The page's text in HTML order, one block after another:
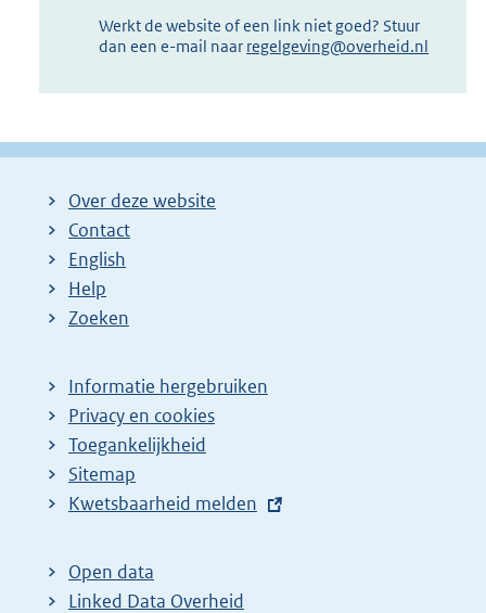
Werkt de website of een link niet goed? Stuur
dan een e-mail naar regelgeving@overheid.nl
Over deze website
Contact
English
Help
Zoeken
Informatie hergebruiken
Privacy en cookies
Toegankelijkheid
Sitemap
E
t
e
Kwetsbaarheid melden
Open data
Linked Data Overheid